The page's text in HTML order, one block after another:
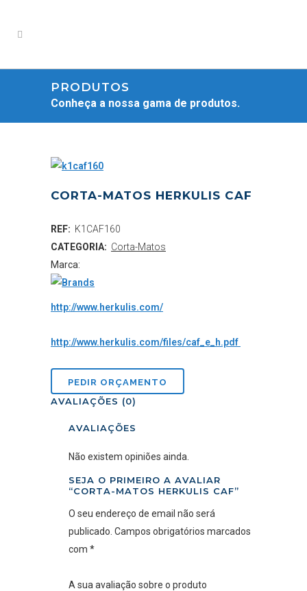
PRODUTOS
Conheça a nossa gama de produtos.
CORTA-MATOS HERKULIS CAF
REF: K1CAF160
CATEGORIA: Corta-Matos
Marca:
http://www.herkulis.com/
http://www.herkulis.com/files/caf_e_h.pdf
AVALIAÇÕES (0)
AVALIAÇÕES
Não existem opiniões ainda.
SEJA O PRIMEIRO A AVALIAR
“CORTA-MATOS HERKULIS CAF”
O seu endereço de email não será
publicado. Campos obrigatórios marcados
com *
A sua avaliação sobre o produto